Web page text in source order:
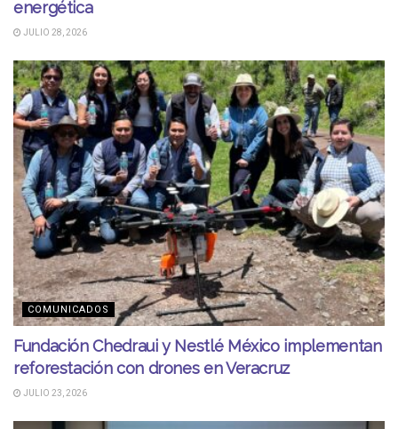
energética
JULIO 28, 2026
COMUNICADOS
Fundación Chedraui y Nestlé México implementan
reforestación con drones en Veracruz
JULIO 23, 2026